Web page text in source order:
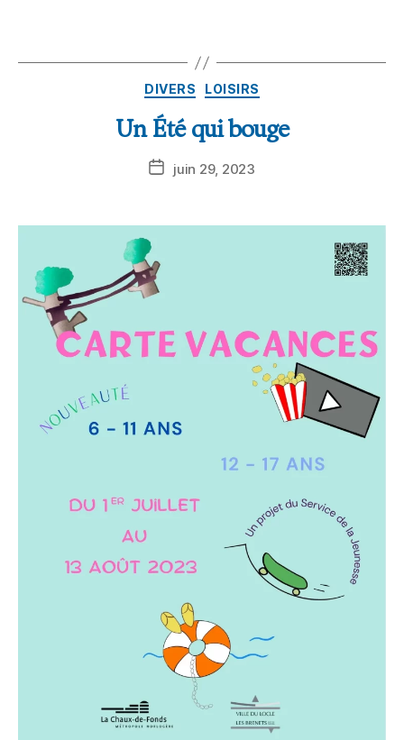
DIVERS LOISIRS
Un Été qui bouge
juin 29, 2023